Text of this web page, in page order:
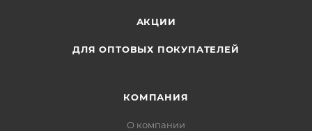
тесто-пластилин в баночках - 4 шт по 140 гр.
АКЦИИ
ДЛЯ ОПТОВЫХ ПОКУПАТЕЛЕЙ
КОМПАНИЯ
О компании